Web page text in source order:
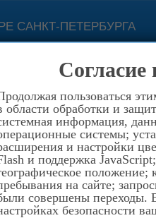
Согласие
пользоваться
области обработки и
информация,
системы;
и настройки
и поддержка
положение;
на сайте;
совершены переходы.
безопасности
САНКТ-ПЕТЕРБУРГА
связи
в школу История
КОРРУПЦИИ!
Теоретический